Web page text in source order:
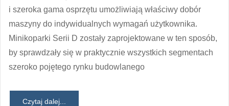
i szeroka gama osprzętu umożliwiają właściwy dobór
maszyny do indywidualnych wymagań użytkownika.
Minikoparki Serii D zostały zaprojektowane w ten sposób,
by sprawdzały się w praktycznie wszystkich segmentach
szeroko pojętego rynku budowlanego
Czytaj dalej...